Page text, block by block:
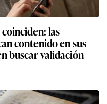
las
contenido en sus
buscar validación